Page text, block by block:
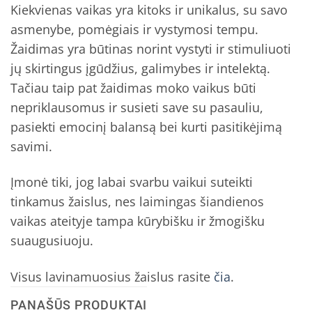
Kiekvienas vaikas yra kitoks ir unikalus, su savo
asmenybe, pomėgiais ir vystymosi tempu.
Žaidimas yra būtinas norint vystyti ir stimuliuoti
jų skirtingus įgūdžius, galimybes ir intelektą.
Tačiau taip pat žaidimas moko vaikus būti
nepriklausomus ir susieti save su pasauliu,
pasiekti emocinį balansą bei kurti pasitikėjimą
savimi.
Įmonė tiki, jog labai svarbu vaikui suteikti
tinkamus žaislus, nes laimingas šiandienos
vaikas ateityje tampa kūrybišku ir žmogišku
suaugusiuoju.
Visus lavinamuosius žaislus rasite čia.
PANAŠŪS PRODUKTAI